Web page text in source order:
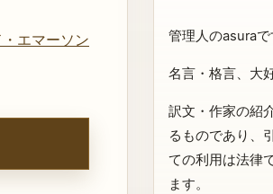
エマーソン 管理人のasuraで
名言・格言、大
訳文・作家の紹
るものであり、
ての利用は法律
ます。